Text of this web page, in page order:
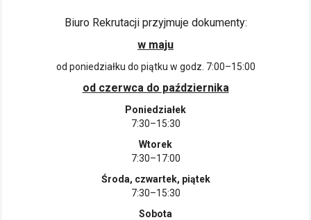
Biuro Rekrutacji przyjmuje dokumenty:
w maju
od poniedziałku do piątku w godz. 7:00–15:00
od czerwca do października
Poniedziałek
7:30–15:30
Wtorek
7:30–17:00
Środa, czwartek, piątek
7:30–15:30
Sobota